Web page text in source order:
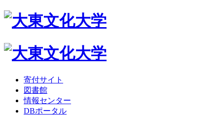
寄付サイト
図書館
情報センター
DBポータル